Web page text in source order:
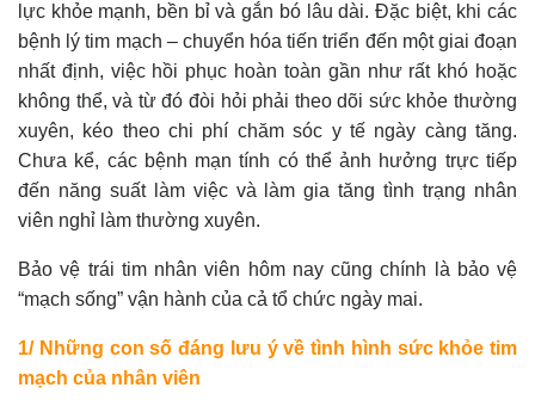
lực khỏe mạnh, bền bỉ và gắn bó lâu dài. Đặc biệt, khi các
bệnh lý tim mạch – chuyển hóa tiến triển đến một giai đoạn
nhất định, việc hồi phục hoàn toàn gần như rất khó hoặc
không thể, và từ đó đòi hỏi phải theo dõi sức khỏe thường
xuyên, kéo theo chi phí chăm sóc y tế ngày càng tăng.
Chưa kể, các bệnh mạn tính có thể ảnh hưởng trực tiếp
đến năng suất làm việc và làm gia tăng tình trạng nhân
viên nghỉ làm thường xuyên.
Bảo vệ trái tim nhân viên hôm nay cũng chính là bảo vệ
“mạch sống” vận hành của cả tổ chức ngày mai.
1/ Những con số đáng lưu ý về tình hình sức khỏe tim
mạch của nhân viên